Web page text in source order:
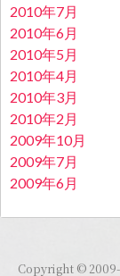
2010年7月
2010年6月
2010年5月
2010年4月
2010年3月
2010年2月
2009年10月
2009年7月
2009年6月
Copyright ©